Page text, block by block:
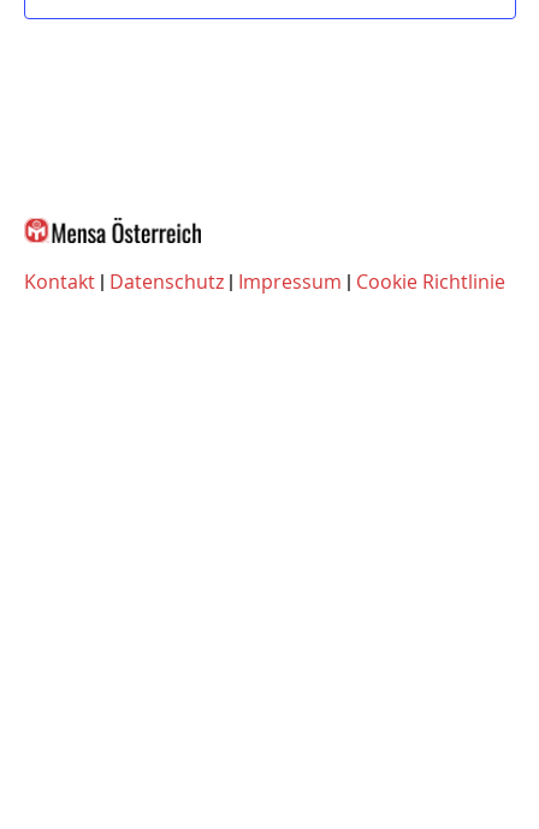
Kontakt | Datenschutz | Impressum | Cookie Richtlinie